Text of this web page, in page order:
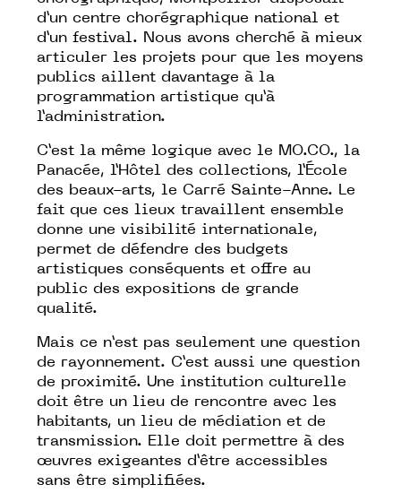
d’un centre chorégraphique national et
d’un festival. Nous avons cherché à mieux
articuler les projets pour que les moyens
publics aillent davantage à la
programmation artistique qu’à
l’administration.
C’est la même logique avec le MO.CO., la
Panacée, l’Hôtel des collections, l’École
des beaux-arts, le Carré Sainte-Anne. Le
fait que ces lieux travaillent ensemble
donne une visibilité internationale,
permet de défendre des budgets
artistiques conséquents et offre au
public des expositions de grande
qualité.
Mais ce n’est pas seulement une question
de rayonnement. C’est aussi une question
de proximité. Une institution culturelle
doit être un lieu de rencontre avec les
habitants, un lieu de médiation et de
transmission. Elle doit permettre à des
œuvres exigeantes d’être accessibles
sans être simplifiées.